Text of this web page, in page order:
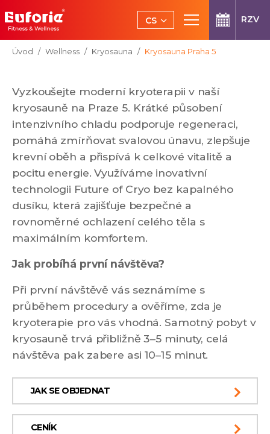
Přeskočit na hlavní obsah
CS
EN
RZV
Jsi tady:
Úvod Wellness Kryosauna Kryosauna Praha 5
Vyzkoušejte moderní kryoterapii v naší
kryosauně na Praze 5. Krátké působení
intenzivního chladu podporuje regeneraci,
pomáhá zmírňovat svalovou únavu, zlepšuje
krevní oběh a přispívá k celkové vitalitě a
pocitu energie. Využíváme inovativní
technologii Future of Cryo bez kapalného
dusíku, která zajišťuje bezpečné a
rovnoměrné ochlazení celého těla s
maximálním komfortem.
Jak probíhá první návštěva?
Při první návštěvě vás seznámíme s
průběhem procedury a ověříme, zda je
kryoterapie pro vás vhodná. Samotný pobyt v
kryosauně trvá přibližně 3–5 minuty, celá
návštěva pak zabere asi 10–15 minut.
JAK SE OBJEDNAT
CENÍK